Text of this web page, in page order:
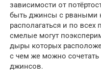
зависимости от
быть джинсы с рваными
располагаться и по
смелые могут
дыры которых
с чем же можно
джинсов.